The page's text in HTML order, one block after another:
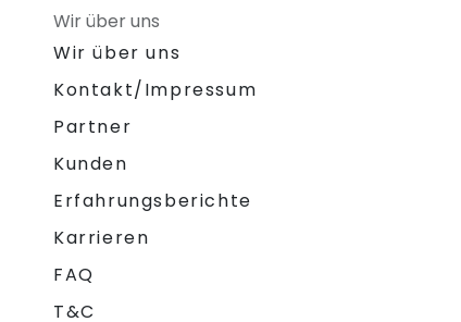
Wir über uns
Wir über uns
Kontakt/Impressum
Partner
Kunden
Erfahrungsberichte
Karrieren
FAQ
T&C